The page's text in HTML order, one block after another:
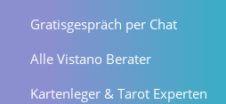
Gratisgespräch per Chat
Alle Vistano Berater
Kartenleger & Tarot Experten